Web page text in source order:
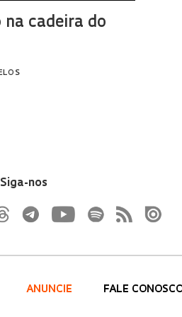
Siga-nos
ANUNCIE FALE